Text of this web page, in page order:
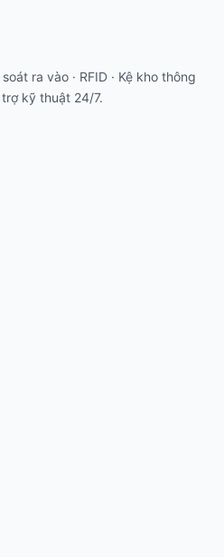
ra vào · RFID · Kệ kho thông
kỹ thuật 24/7.